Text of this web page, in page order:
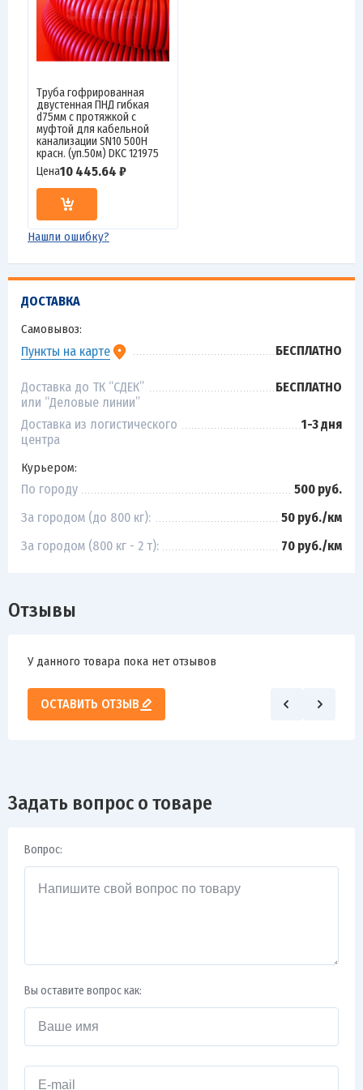
ДОСТАВКА
Самовывоз:
Пункты на карте БЕСПЛАТНО
Доставка до ТК “СДЕК”
или “Деловые линии”
БЕСПЛАТНО
Доставка из логистического
центра
1-3 дня
Курьером:
По городу
500 руб.
За городом (до 800 кг):
50 руб./км
За городом (800 кг - 2 т):
70 руб./км
Труба гофрированная
двустенная ПНД гибкая
d75мм с протяжкой с
муфтой для кабельной
канализации SN10 500Н
красн. (уп.50м) DKC 121975
Цена10 445.64 ₽
Нашли ошибку?
Отзывы
У данного товара пока нет отзывов
ОСТАВИТЬ ОТЗЫВ
Задать вопрос о товаре
Вопрос:
Вы оставите вопрос как: